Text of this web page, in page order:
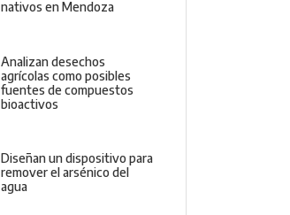
nativos en Mendoza
Analizan desechos
agrícolas como posibles
fuentes de compuestos
bioactivos
Diseñan un dispositivo para
remover el arsénico del
agua